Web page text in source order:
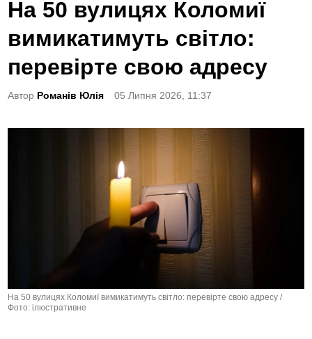
s
e
d
i
На 50 вулицях Коломиї
вимикатимуть світло:
перевірте свою адресу
Автор Романів Юлія 05 Липня 2026, 11:37
На 50 вулицях Коломиї вимикатимуть світло: перевірте свою адресу /
Фото: ілюстративне